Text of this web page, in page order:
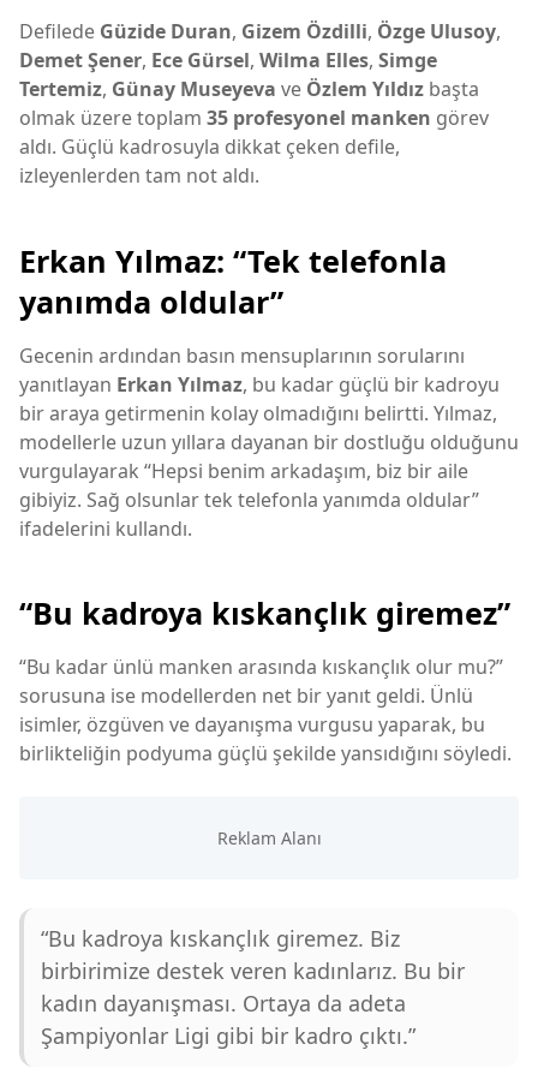
Defilede Güzide Duran, Gizem Özdilli, Özge Ulusoy,
Demet Şener, Ece Gürsel, Wilma Elles, Simge
Tertemiz, Günay Museyeva ve Özlem Yıldız başta
olmak üzere toplam 35 profesyonel manken görev
aldı. Güçlü kadrosuyla dikkat çeken defile,
izleyenlerden tam not aldı.
Erkan Yılmaz: “Tek telefonla
yanımda oldular”
Gecenin ardından basın mensuplarının sorularını
yanıtlayan Erkan Yılmaz, bu kadar güçlü bir kadroyu
bir araya getirmenin kolay olmadığını belirtti. Yılmaz,
modellerle uzun yıllara dayanan bir dostluğu olduğunu
vurgulayarak “Hepsi benim arkadaşım, biz bir aile
gibiyiz. Sağ olsunlar tek telefonla yanımda oldular”
ifadelerini kullandı.
“Bu kadroya kıskançlık giremez”
“Bu kadar ünlü manken arasında kıskançlık olur mu?”
sorusuna ise modellerden net bir yanıt geldi. Ünlü
isimler, özgüven ve dayanışma vurgusu yaparak, bu
birlikteliğin podyuma güçlü şekilde yansıdığını söyledi.
“Bu kadroya kıskançlık giremez. Biz
birbirimize destek veren kadınlarız. Bu bir
kadın dayanışması. Ortaya da adeta
Şampiyonlar Ligi gibi bir kadro çıktı.”